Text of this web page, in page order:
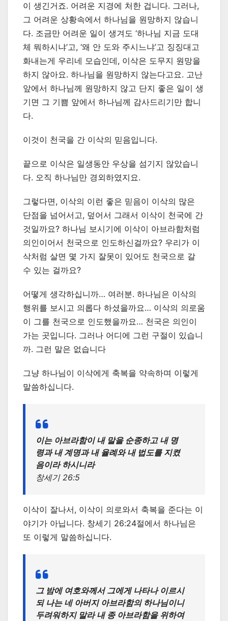
이 생긴거죠. 어려운 지경에 처한 겁니다. 그러나,
그 어려운 상황속에서 하나님을 원망하지 않습니
다. 조금만 어려운 일이 생겨도 ‘하나님 지금 도대
체 뭐하시냐’고, ‘왜 안 도와 주시느냐’고 징징대고
화내는게 우리네 모습인데, 이삭은 도무지 원망을
하지 않아요. 하나님을 원망하지 않는다고요. 고난
앞에서 하나님께 원망하지 않고 단지 좋은 일이 생
기면 그 기쁨 앞에서 하나님께 감사드리기만 합니
다.
이것이 천국을 간 이삭의 믿음입니다.
끝으로 이삭은 일생동안 우상을 섬기지 않았습니
다. 오직 하나님만 경외하였지요.
그렇다면, 이삭의 이런 좋은 믿음이 이삭의 많은
단점을 넘어서고, 덮어서 그래서 이삭이 천국에 간
것일까요? 하나님 보시기에 이삭이 아브라함처럼
의인이어서 천국으로 인도하신걸까요? 우리가 이
삭처럼 살면 몇 가지 잘못이 있어도 천국으로 갈
수 있는 걸까요?
어떻게 생각하십니까… 여러분. 하나님은 이삭의
행위를 보시고 의롭다 하셨을까요… 이삭의 의로움
이 그를 천국으로 인도했을까요… 천국은 의인이
가는 곳입니다. 그러나 어디에 그런 구절이 있습니
까. 그런 말은 없습니다
그냥 하나님이 이삭에게 축복을 약속하며 이렇게
말씀하십니다.
이는 아브라함이 내 말을 순종하고 내 명
령과 내 계명과 내 율례와 내 법도를 지켰
음이라 하시니라
창세기 26:5
이삭이 잘나서, 이삭이 의로와서 축복을 준다는 이
야기가 아닙니다. 창세기 26:24절에서 하나님은
또 이렇게 말씀하십니다.
그 밤에 여호와께서 그에게 나타나 이르시
되 나는 네 아버지 아브라함의 하나님이니
두려워하지 말라 내 종 아브라함을 위하여